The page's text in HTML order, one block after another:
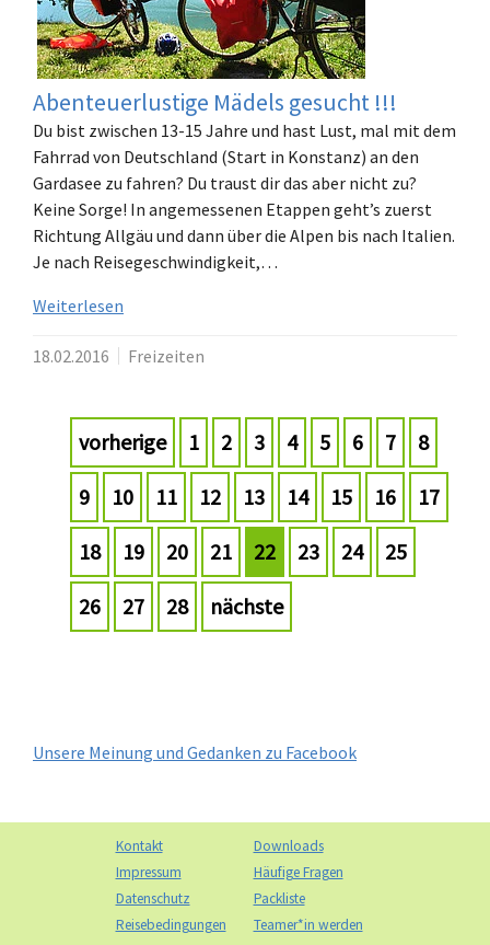
Abenteuerlustige Mädels gesucht !!!
Du bist zwischen 13-15 Jahre und hast Lust, mal mit dem
Fahrrad von Deutschland (Start in Konstanz) an den
Gardasee zu fahren? Du traust dir das aber nicht zu?
Keine Sorge! In angemessenen Etappen geht’s zuerst
Richtung Allgäu und dann über die Alpen bis nach Italien.
Je nach Reisegeschwindigkeit,…
Weiterlesen
18.02.2016 Freizeiten
vorherige 1 2 3 4 5 6 7
8
9
10 11 12 13 14 15 16
17
18
19 20 21 22 23 24
25
26
27 28 nächste
Unsere Meinung und Gedanken zu Facebook
Kontakt
Impressum
Datenschutz
Reisebedingungen
Downloads
Häufige Fragen
Packliste
Teamer*in werden